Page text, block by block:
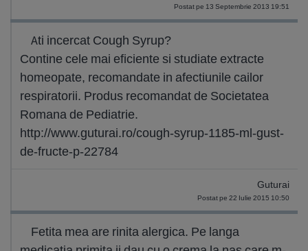
Postat pe 13 Septembrie 2013 19:51
Ati incercat Cough Syrup?
Contine cele mai eficiente si studiate extracte
homeopate, recomandate in afectiunile cailor
respiratorii. Produs recomandat de Societatea
Romana de Pediatrie.
http://www.guturai.ro/cough-syrup-1185-ml-gust-
de-fructe-p-22784
Guturai
Postat pe 22 Iulie 2015 10:50
Fetita mea are rinita alergica. Pe langa